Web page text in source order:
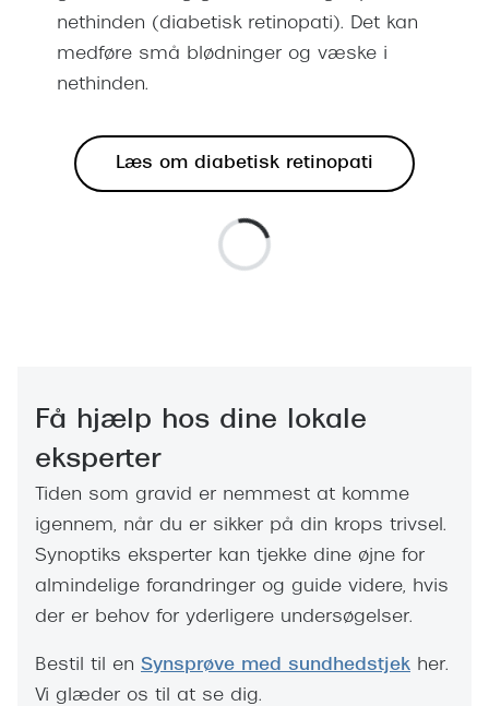
nethinden (diabetisk retinopati). Det kan
medføre små blødninger og væske i
nethinden.
Læs om diabetisk retinopati
Få hjælp hos dine lokale
eksperter
Tiden som gravid er nemmest at komme
igennem, når du er sikker på din krops trivsel.
Synoptiks eksperter kan tjekke dine øjne for
almindelige forandringer og guide videre, hvis
der er behov for yderligere undersøgelser.
Bestil til en Synsprøve med sundhedstjek her.
Vi glæder os til at se dig.